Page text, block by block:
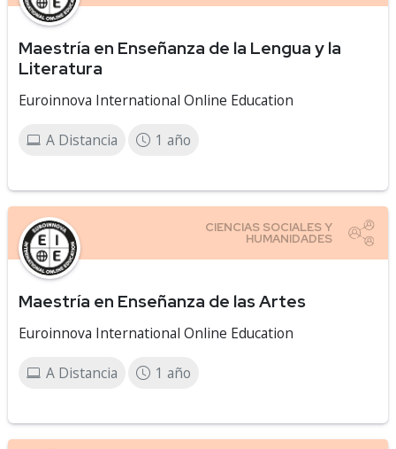
Maestría en Enseñanza de la Lengua y la
Literatura
Euroinnova International Online Education
A Distancia 1 año
Maestría en Enseñanza de las Artes
Euroinnova International Online Education
A Distancia 1 año